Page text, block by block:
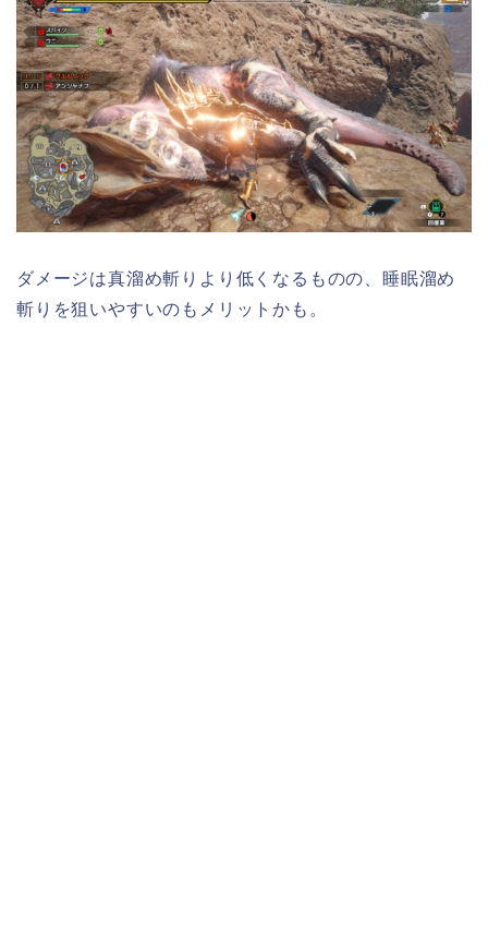
ダメージは真溜め斬りより低くなるものの、睡眠溜め
斬りを狙いやすいのもメリットかも。